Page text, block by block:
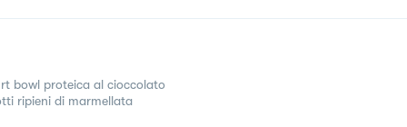
bowl proteica al cioccolato
ripieni di marmellata